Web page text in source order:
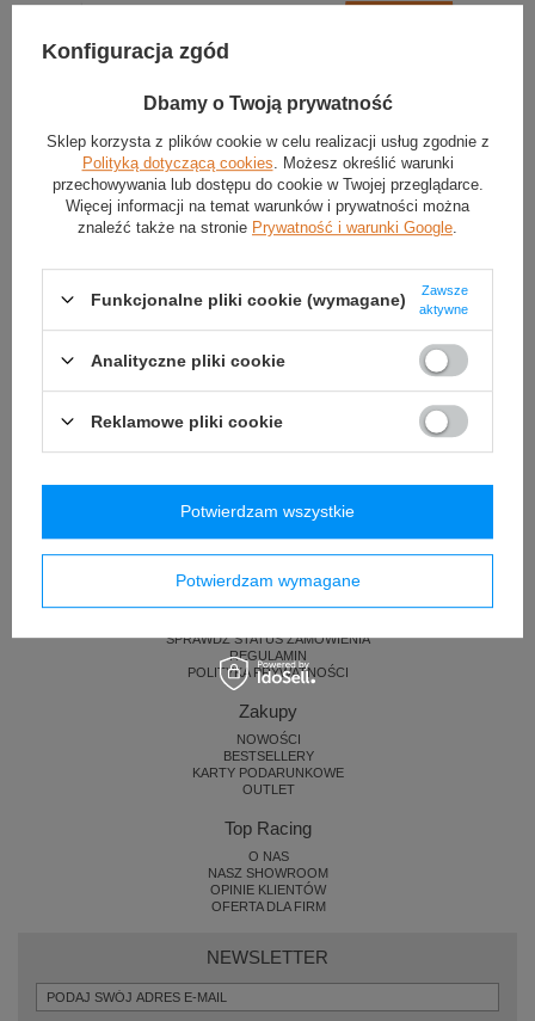
Pomoc i zamówienia
KONTAKT
ZWROTY I REKLAMACJE
SPRAWDŹ STATUS ZAMÓWIENIA
REGULAMIN
POLITYKA PRYWATNOŚCI
Zakupy
NOWOŚCI
BESTSELLERY
KARTY PODARUNKOWE
OUTLET
Top Racing
O NAS
NASZ SHOWROOM
OPINIE KLIENTÓW
OFERTA DLA FIRM
NEWSLETTER
Konfiguracja zgód
Dbamy o Twoją prywatność
Sklep korzysta z plików cookie w celu realizacji usług zgodnie z
Polityką dotyczącą cookies . Możesz określić warunki
przechowywania lub dostępu do cookie w Twojej przeglądarce.
Więcej informacji na temat warunków i prywatności można
znaleźć także na stronie Prywatność i warunki Google
Funkcjonalne pliki cookie (wymagane)
Zawsze
aktywne
Analityczne pliki cookie
Reklamowe pliki cookie
Potwierdzam wymagane
Potwierdzam wszystkie